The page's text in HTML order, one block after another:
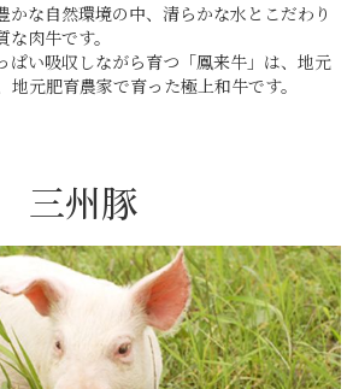
かな自然環境の中、清らかな水とこだわり
肉牛です。
ぱい吸収しながら育つ「鳳来牛」は、地元
元肥育農家で育った極上和牛です。
三州豚